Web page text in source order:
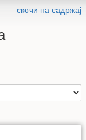
скочи на садржај